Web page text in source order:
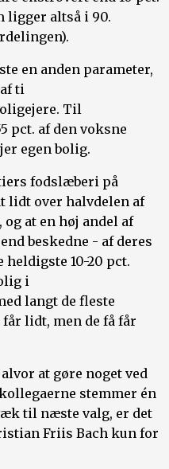
ligger altså i 90.
en anden parameter,
ti
Til
pct. af den voksne
egen bolig.
fodslæberi på
lidt over halvdelen af
at en høj andel af
beskedne - af deres
10-20 pct.
i
langt de fleste
lidt, men de få får
at gøre noget ved
stemmer én
til næste valg, er det
Friis Bach kun for